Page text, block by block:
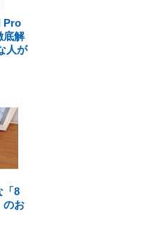
Pro
底解
人が
「8
のお